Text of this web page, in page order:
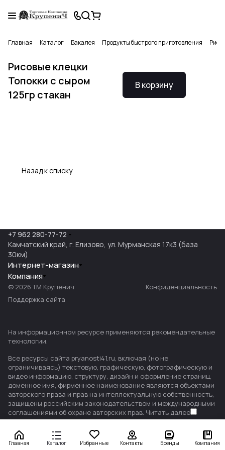
Главная Каталог Бакалея Продукты быстрого приготовления
Рисовые клецки
Топокки с сыром
125гр стакан
В корзину
Назад к списку
Главная Каталог Избранные Контакты Бренды Компания
+7 962 280-77-72
Камчатский край, г. Елизово, ул. Мурманская 17к3 (база
30км)
Интернет-магазин
Компания
© 2026 ТМ Крупенич
Конфиденциальность
Поддержка сайта
На информационном ресурсе применяются рекомендательные
технологии.
Все ресурсы сайта pryanosti41.ru, включая (но не
ограничиваясь) текстовую, графическую, фотографическую и
видео информацию, структуру, дизайн и оформление страниц,
доменное имя, фирменное наименование являются объектами
авторского права и прав на интеллектуальную собственность,
защищены российским законодательством и международными
соглашениями об охране авторских прав. Читать далее